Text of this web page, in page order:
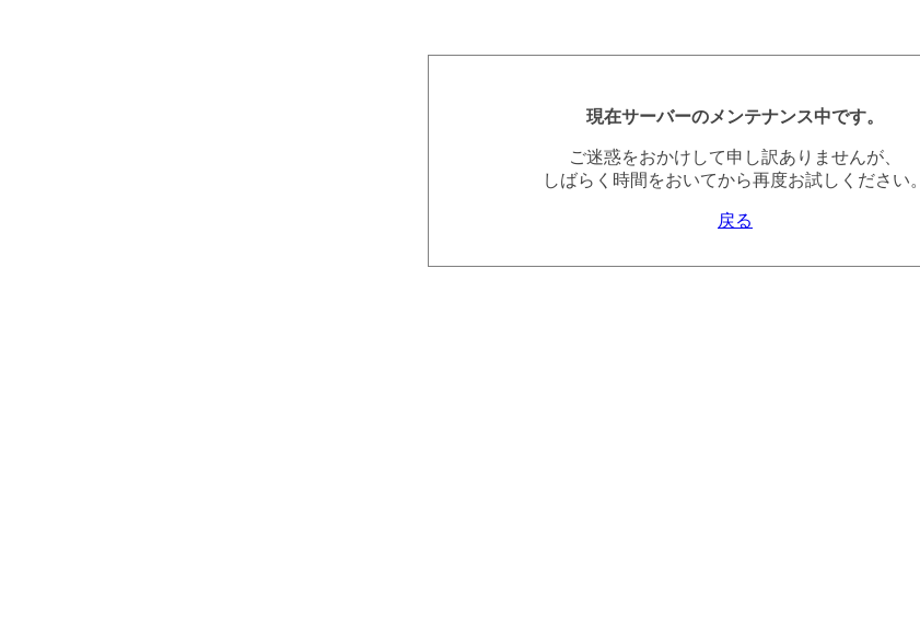
現在サーバーのメンテナンス中です。
ご迷惑をおかけして申し訳ありませんが、
しばらく時間をおいてから再度お試しください。
戻る